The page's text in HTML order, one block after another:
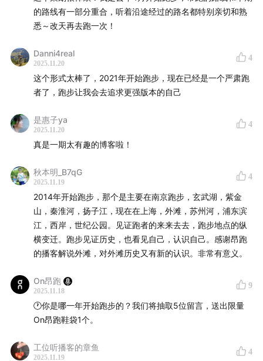
的路线有一部分重合，听着沿途经过的路名都特别亲切和熟
悉～改天再去跑一次！
Danni4real
2025.11.20
4
这个形式太棒了，2021年开始跑步，现在已经是一个严肃跑
者了，跑步让我会去追求更强版本的自己
是惠子ya
2025.11.20
4
真是一期太有趣的博客啦！
秋本明_B7qG
2025.11.19
4
2014年开始跑步，那个是主要在南京跑步，玄武湖，紫金
山，秦淮河，扬子江，现在在上海，外滩，苏州河，浦东滨
江，西岸，世纪公园。见证跑者的来来去去，跑步地点的纵
横变迁。跑步见证历史，也看见自己，认识自己。感谢昂跑
的播客解说外滩，对外滩历史又有新的认识。非常有意义。
On昂跑
2025.11.18
9
🕐你是哪一年开始跑步的？我们将抽取5位留言，送出限量
On昂跑鞋袋1个。
工位听播客的章鱼
2025.11.19
4